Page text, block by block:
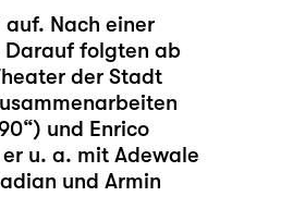
Nach einer
Darauf folgten ab
der Stadt
und Enrico
u. a. mit Adewale
und Armin